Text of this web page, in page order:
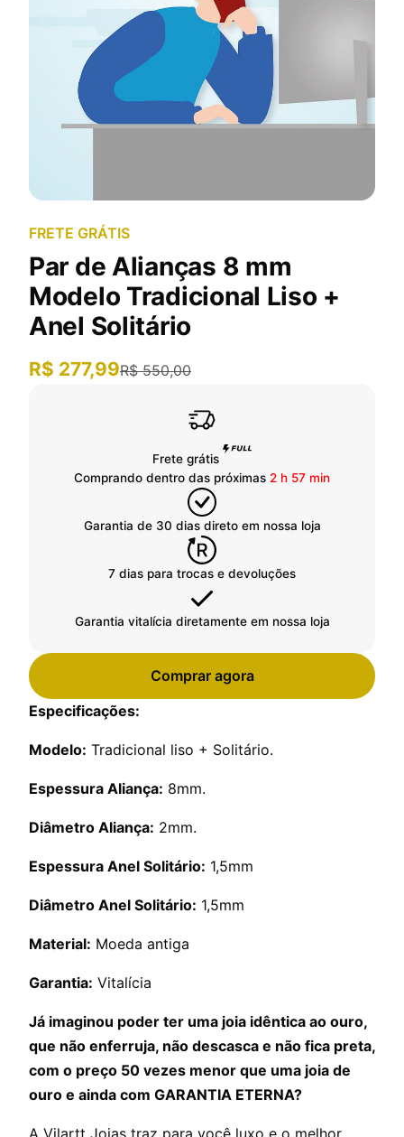
FRETE GRÁTIS
Par de Alianças 8 mm
Modelo Tradicional Liso +
Anel Solitário
R$ 277,99R$ 550,00
Frete grátis
Comprando dentro das próximas 2 h 57 min
Garantia de 30 dias direto em nossa loja
7 dias para trocas e devoluções
Garantia vitalícia diretamente em nossa loja
Comprar agora
Especificações:
Modelo: Tradicional liso + Solitário.
Espessura Aliança: 8mm.
Diâmetro Aliança: 2mm.
Espessura Anel Solitário: 1,5mm
Diâmetro Anel Solitário: 1,5mm
Material: Moeda antiga
Garantia: Vitalícia
Já imaginou poder ter uma joia idêntica ao ouro,
que não enferruja, não descasca e não fica preta,
com o preço 50 vezes menor que uma joia de
ouro e ainda com GARANTIA ETERNA?